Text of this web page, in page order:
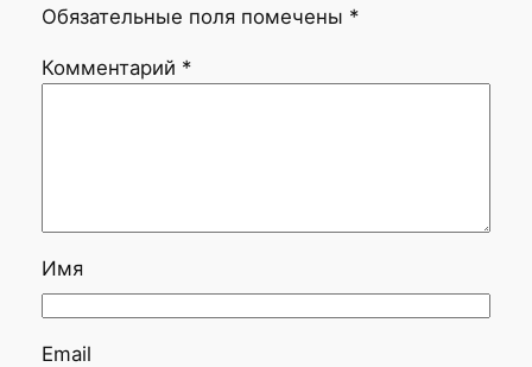
Обязательные поля помечены *
Комментарий *
Имя
Email